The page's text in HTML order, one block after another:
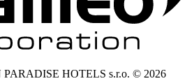
PARADISE HOTELS s.r.o. © 2026